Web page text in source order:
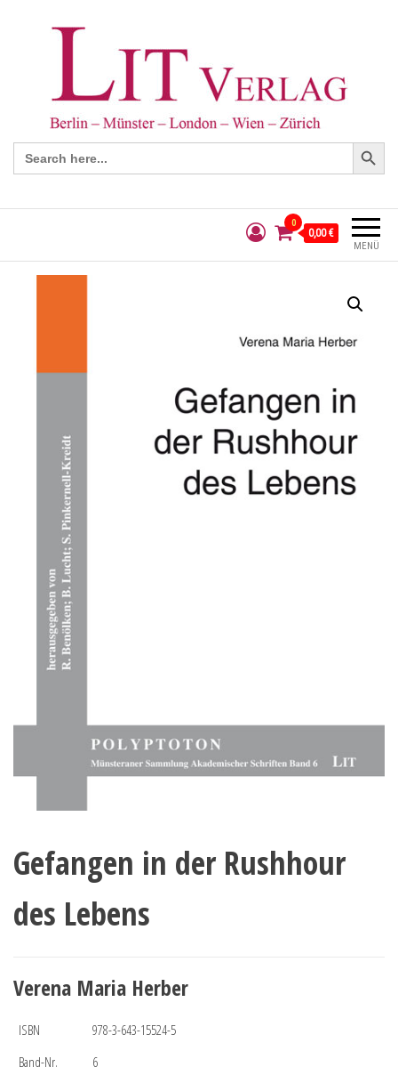
Search
for:
Search Button
MENÜ
0
0,00 €
Gefangen in der Rushhour
des Lebens
Verena Maria Herber
ISBN
978-3-643-15524-5
Band-Nr.
6